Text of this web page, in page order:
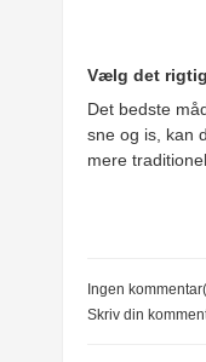
Vælg det
Det bedste
sne og is, kan
mere
Ingen
Skriv din